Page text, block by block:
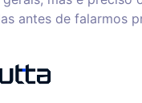
antes de falarmos